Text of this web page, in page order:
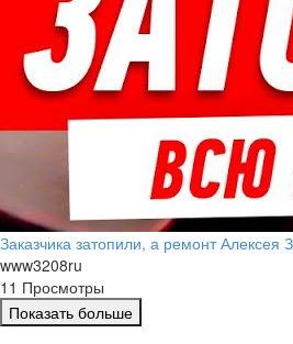
Заказчика затопили, а ремонт Алексея
www3208ru
11 Просмотры
Показать больше